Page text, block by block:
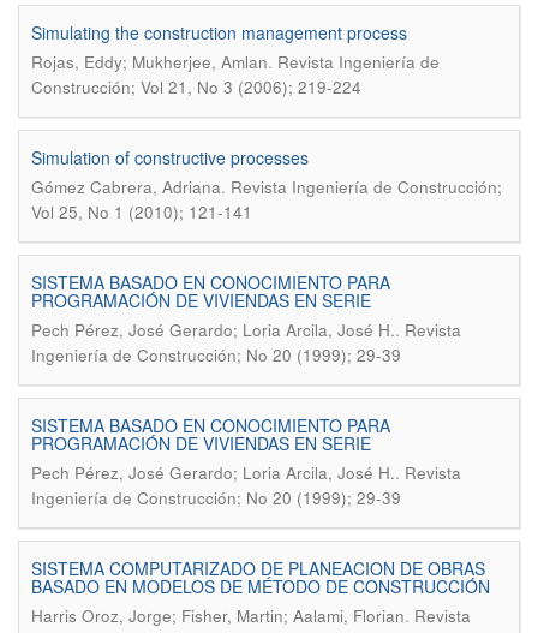
Simulating the construction management process
Rojas, Eddy; Mukherjee, Amlan. Revista Ingeniería de
Construcción; Vol 21, No 3 (2006); 219-224
Simulation of constructive processes
Gómez Cabrera, Adriana. Revista Ingeniería de Construcción;
Vol 25, No 1 (2010); 121-141
SISTEMA BASADO EN CONOCIMIENTO PARA
PROGRAMACIÓN DE VIVIENDAS EN SERIE
Pech Pérez, José Gerardo; Loria Arcila, José H.. Revista
Ingeniería de Construcción; No 20 (1999); 29-39
SISTEMA BASADO EN CONOCIMIENTO PARA
PROGRAMACIÓN DE VIVIENDAS EN SERIE
Pech Pérez, José Gerardo; Loria Arcila, José H.. Revista
Ingeniería de Construcción; No 20 (1999); 29-39
SISTEMA COMPUTARIZADO DE PLANEACION DE OBRAS
BASADO EN MODELOS DE MÉTODO DE CONSTRUCCIÓN
Harris Oroz, Jorge; Fisher, Martin; Aalami, Florian. Revista